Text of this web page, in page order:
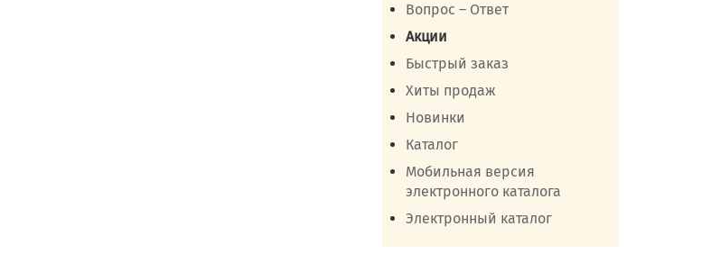
Вопрос – Ответ
Акции
Быстрый заказ
Хиты продаж
Новинки
Каталог
Мобильная версия
электронного каталога
Электронный каталог